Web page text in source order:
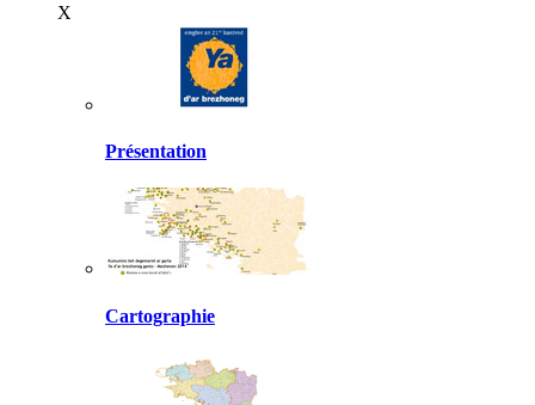
X
Présentation
Cartographie